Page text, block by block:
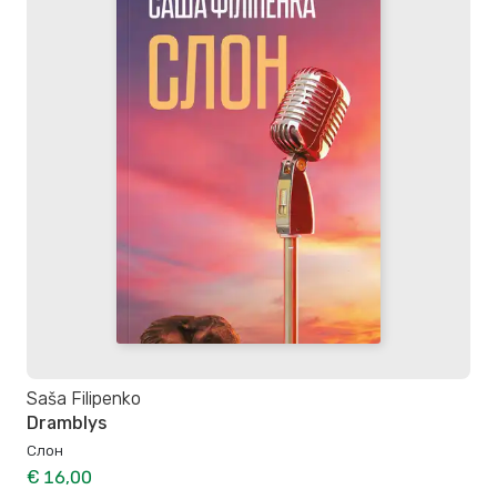
Saša Filipenko
Dramblys
Слон
€ 16,00